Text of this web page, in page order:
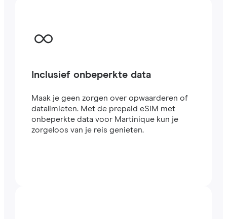
Inclusief onbeperkte data
Maak je geen zorgen over opwaarderen of
datalimieten. Met de prepaid eSIM met
onbeperkte data voor Martinique kun je
zorgeloos van je reis genieten.